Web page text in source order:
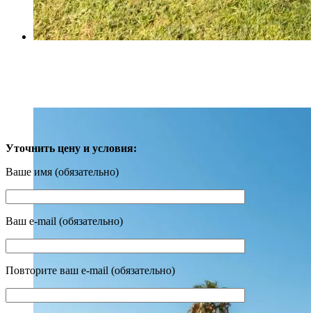
Уточнить цену и условия:
Ваше имя (обязательно)
Ваш e-mail (обязательно)
Повторите ваш e-mail (обязательно)